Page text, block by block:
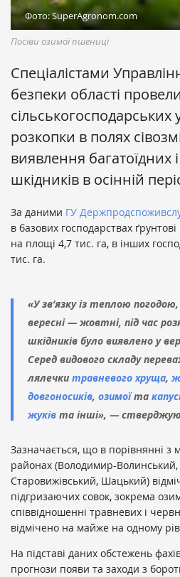
Фото: SuperAgronom.com
Посіви озимої пшениці
Спеціалістами
безпеки області
сільськогосподарських
розкопки в полях
виявлення багатоїдних
шкідників в осінній
За даними ГУ
в базових господарствах
на площі 4,7 тис. га, в інших
тис. га.
«У зв’язку із теплою
вересні — жовтні, під час
шкідників було виявлено у
Серед видового складу
лялечки травневого хруща,
довгоносиків, озимоїта
жуків та інші», —
Зазначається, що в порівнянні
районах (Володимир-Волинський,
Старовижівський, Шацький)
підгризаючих совок, зокрема
співвідношенні травневих і
відмічено на майже на одному
На підставі даних обстежень
прогнози появи та заходи з